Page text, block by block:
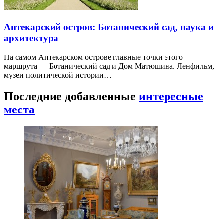
Аптекарский остров: Ботанический сад, наука и
архитектура
На самом Аптекарском острове главные точки этого
маршрута — Ботанический сад и Дом Матюшина. Ленфильм,
музеи политической истории…
Последние добавленные интересные
места